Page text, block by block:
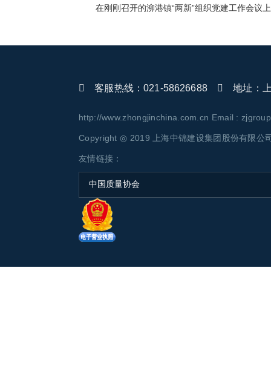
在刚刚召开的泖港镇“两新”组织党建工作会议
客服热线：021-58626688 地址：上
http://www.zhongjinchina.com.cn Email :
Copyright ◎ 2019 上海中锦建设集团股份有限公
友情链接：